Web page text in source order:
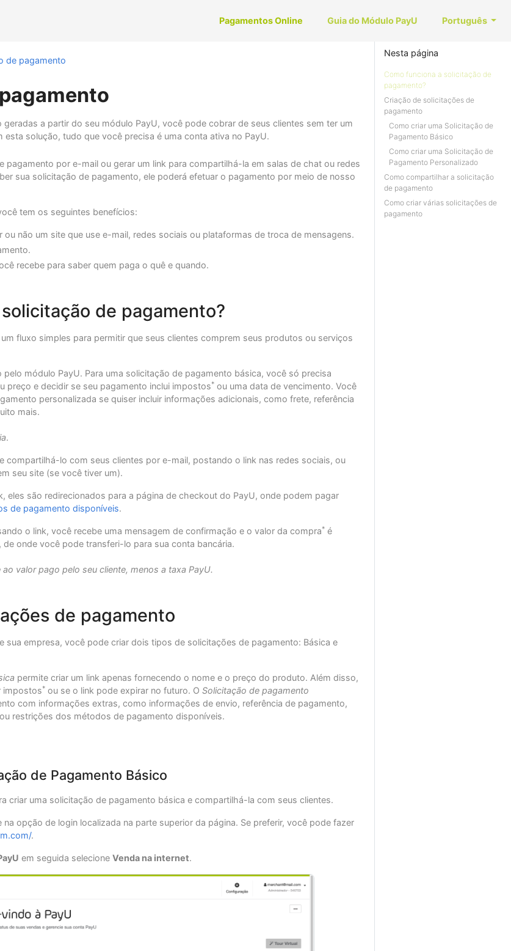
Pagamentos Online Guia do Módulo PayU Português
Nesta página
Como funciona a solicitação de
pagamento?
Criação de solicitações de
pagamento
Como criar uma Solicitação de
Pagamento Básico
Como criar uma Solicitação de
Pagamento Personalizado
Como compartilhar a solicitação
de pagamento
Como criar várias solicitações de
pagamento
de pagamento
a partir do seu módulo PayU, você pode cobrar de seus clientes sem ter um
esta solução, tudo que você precisa é uma conta ativa no PayU.
pagamento por e-mail ou gerar um link para compartilhá-la em salas de chat ou redes
sua solicitação de pagamento, ele poderá efetuar o pagamento por meio de nosso
tem os seguintes benefícios:
ou não um site que use e-mail, redes sociais ou plataformas de troca de mensagens.
recebe para saber quem paga o quê e quando.
de pagamento?
fluxo simples para permitir que seus clientes comprem seus produtos ou serviços
pelo módulo PayU. Para uma solicitação de pagamento básica, você só precisa
preço e decidir se seu pagamento inclui impostos* ou uma data de vencimento. Você
personalizada se quiser incluir informações adicionais, como frete, referência
mais.
.
compartilhá-lo com seus clientes por e-mail, postando o link nas redes sociais, ou
seu site (se você tiver um).
eles são redirecionados para a página de checkout do PayU, onde podem pagar
de pagamento disponíveis.
o link, você recebe uma mensagem de confirmação e o valor da compra* é
onde você pode transferi-lo para sua conta bancária.
valor pago pelo seu cliente, menos a taxa PayU.
de pagamento
sua empresa, você pode criar dois tipos de solicitações de pagamento: Básica e
permite criar um link apenas fornecendo o nome e o preço do produto. Além disso,
impostos* ou se o link pode expirar no futuro. O Solicitação de pagamento
com informações extras, como informações de envio, referência de pagamento,
restrições dos métodos de pagamento disponíveis.
de Pagamento Básico
criar uma solicitação de pagamento básica e compartilhá-la com seus clientes.
na opção de login localizada na parte superior da página. Se preferir, você pode fazer
.
em seguida selecione Venda na internet.